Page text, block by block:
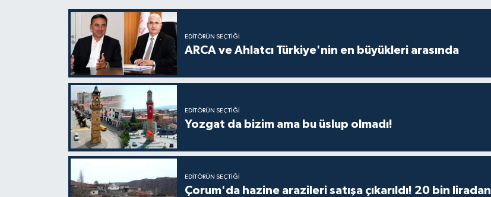
EDITÖRÜN SEÇTIĞI
ARCA ve Ahlatcı Türkiye'nin en büyükleri arasında
EDITÖRÜN SEÇTIĞI
Yozgat da bizim ama bu üslup olmadı!
EDITÖRÜN SEÇTIĞI
Çorum'da hazine arazileri satışa çıkarıldı! 20 bin liradan